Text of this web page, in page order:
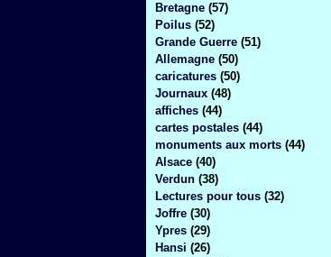
Bretagne (57)
Poilus (52)
Grande Guerre (51)
Allemagne (50)
caricatures (50)
Journaux (48)
affiches (44)
cartes postales (44)
monuments aux morts (44)
Alsace (40)
Verdun (38)
Lectures pour tous (32)
Joffre (30)
Ypres (29)
Hansi (26)